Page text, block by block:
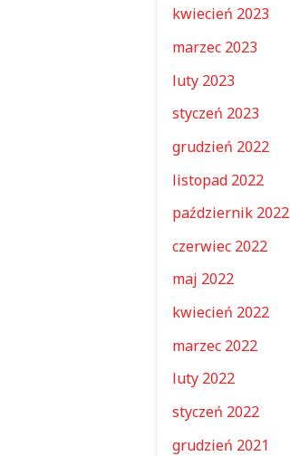
kwiecień 2023
marzec 2023
luty 2023
styczeń 2023
grudzień 2022
listopad 2022
październik 2022
czerwiec 2022
maj 2022
kwiecień 2022
marzec 2022
luty 2022
styczeń 2022
grudzień 2021